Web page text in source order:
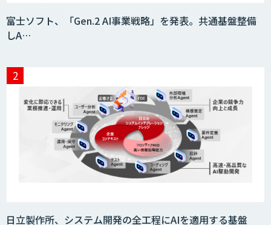
富士ソフト、「Gen.2 AI事業戦略」を発表。共通基盤整備
しA…
日立製作所、システム開発の全工程にAIを適用する基盤